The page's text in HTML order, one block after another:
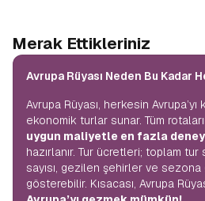
Merak Ettikleriniz
Avrupa Rüyası Neden Bu Kadar
Avrupa Rüyası, herkesin
ekonomik turlar sunar. Tüm
uygun maliyetle en fazla
hazırlanır. Tur ücretleri; toplam
sayısı, gezilen şehirler ve
gösterebilir. Kısacası, Avrupa